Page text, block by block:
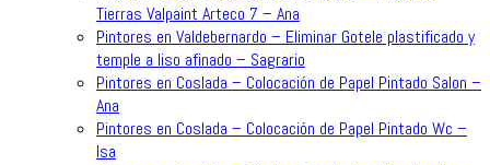
Tierras Valpaint Arteco 7 – Ana
Pintores en Valdebernardo – Eliminar Gotele plastificado y
temple a liso afinado – Sagrario
Pintores en Coslada – Colocación de Papel Pintado Salon –
Ana
Pintores en Coslada – Colocación de Papel Pintado Wc –
Isa